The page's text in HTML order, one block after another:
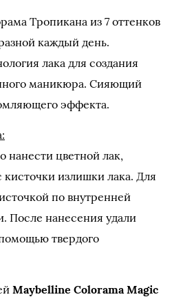
Тропикана из 7 оттенков
каждый день.
лака для создания
маникюра. Сияющий
эффекта.
нанести цветной лак,
кисточки излишки лака. Для
по внутренней
После нанесения удали
твердого
Maybelline Colorama Magic